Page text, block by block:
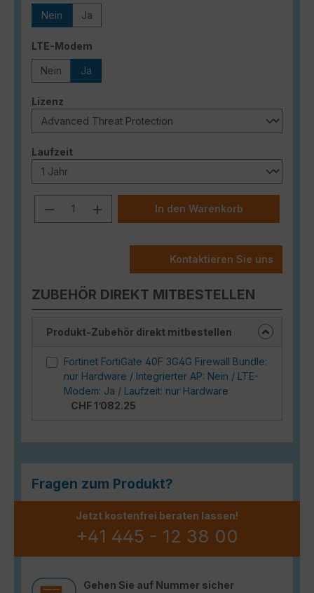
Nein Ja
LTE-Modem
Nein Ja
Lizenz
Laufzeitauswählen
Produkt Anzahl: Gib den
In den Warenkorb
Kontaktieren Sie uns
ZUBEHÖR DIREKT MITBESTELLEN
Produkt-Zubehör direkt mitbestellen
Fortinet FortiGate 40F 3G4G Firewall Bundle:
nur Hardware / Integrierter AP: Nein / LTE-
Modem: Ja / Laufzeit: nur Hardware
CHF 1’082.25
Fragen zum Produkt?
Jetzt kostenfrei beraten lassen!
+41 445 - 12 38 00
Gehen Sie auf Nummer sicher